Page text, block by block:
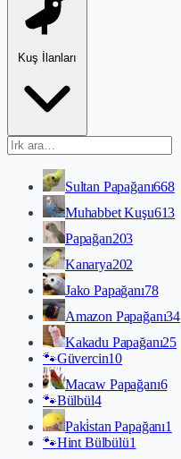
Kuş İlanları
Sultan Papağanı668
Muhabbet Kuşu613
Papağan203
Kanarya202
Jako Papağanı78
Amazon Papağanı34
Kakadu Papağanı25
🐾Güvercin10
Macaw Papağanı6
🐾Bülbül4
Paki̇stan Papağanı1
🐾Hint Bülbülü1